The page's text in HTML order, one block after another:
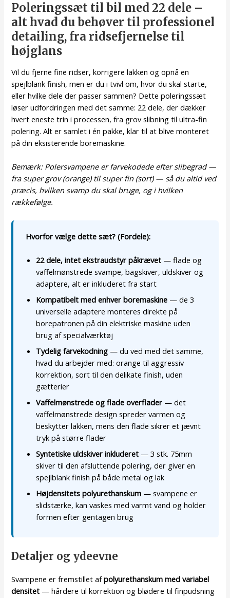
Poleringssæt til bil med 22 dele –
alt hvad du behøver til professionel
detailing, fra ridsefjernelse til
højglans
Vil du fjerne fine ridser, korrigere lakken og opnå en
spejlblank finish, men er du i tvivl om, hvor du skal starte,
eller hvilke dele der passer sammen? Dette poleringssæt
løser udfordringen med det samme: 22 dele, der dækker
hvert eneste trin i processen, fra grov slibning til ultra-fin
polering. Alt er samlet i én pakke, klar til at blive monteret
på din eksisterende boremaskine.
Bemærk: Polersvampene er farvekodede efter slibegrad —
fra super grov (orange) til super fin (sort) — så du altid ved
præcis, hvilken svamp du skal bruge, og i hvilken
rækkefølge.
Hvorfor vælge dette sæt? (Fordele):
22 dele, intet ekstraudstyr påkrævet — flade og
vaffelmønstrede svampe, bagskiver, uldskiver og
adaptere, alt er inkluderet fra start
Kompatibelt med enhver boremaskine — de 3
universelle adaptere monteres direkte på
borepatronen på din elektriske maskine uden
brug af specialværktøj
Tydelig farvekodning — du ved med det samme,
hvad du arbejder med: orange til aggressiv
korrektion, sort til den delikate finish, uden
gætterier
Vaffelmønstrede og flade overflader — det
vaffelmønstrede design spreder varmen og
beskytter lakken, mens den flade sikrer et jævnt
tryk på større flader
Syntetiske uldskiver inkluderet — 3 stk. 75mm
skiver til den afsluttende polering, der giver en
spejlblank finish på både metal og lak
Højdensitets polyurethanskum — svampene er
slidstærke, kan vaskes med varmt vand og holder
formen efter gentagen brug
Detaljer og ydeevne
Svampene er fremstillet afpolyurethanskum med variabel
densitet — hårdere til korrektion og blødere til finpudsning